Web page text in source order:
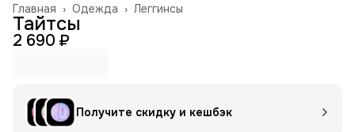
Леггинсы
Одежда ›
Главная ›
Тайтсы
2 690 ₽
Получите скидку и кешбэк